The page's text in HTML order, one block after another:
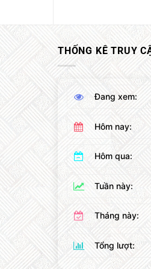
THỐNG KÊ TRUY
Đang xem:
Hôm nay:
Hôm qua:
Tuần này:
Tháng này:
Tổng lượt: